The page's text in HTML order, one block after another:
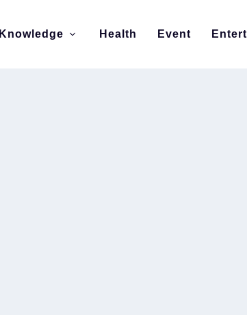
Knowledge Health Event